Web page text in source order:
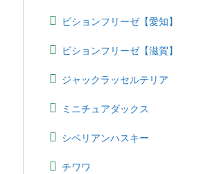
ビションフリーゼ【愛知】
ビションフリーゼ【滋賀】
ジャックラッセルテリア
ミニチュアダックス
シベリアンハスキー
チワワ